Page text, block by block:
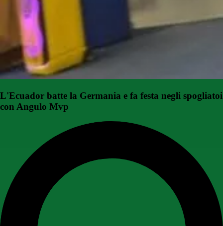
L'Ecuador batte la Germania e fa festa negli spogliatoi
con Angulo Mvp